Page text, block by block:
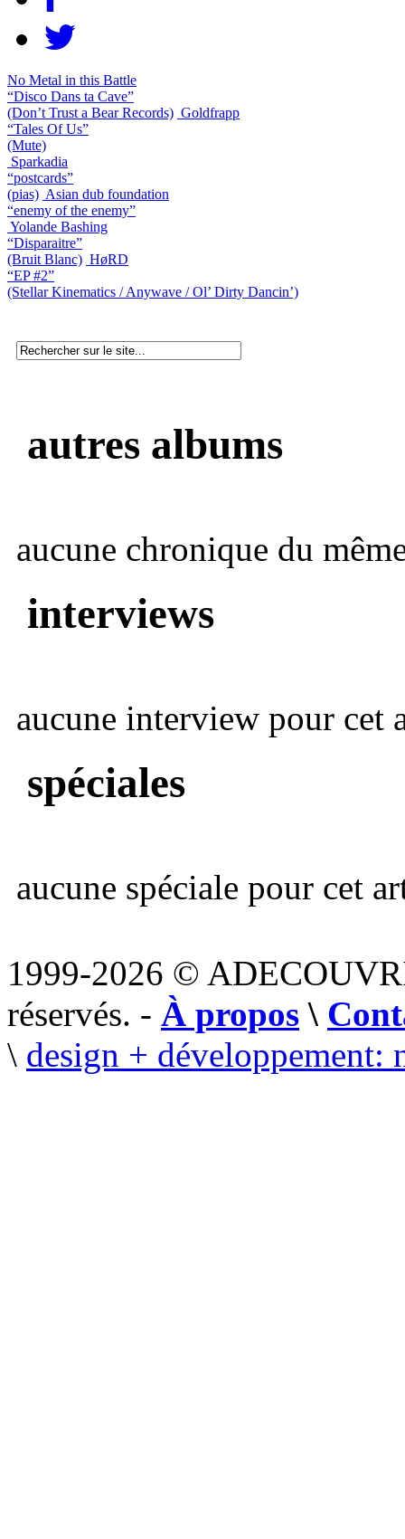
No Metal in this Battle
“Disco Dans ta Cave”
(Don’t Trust a Bear Records) Goldfrapp
“Tales Of Us”
(Mute)
Sparkadia
“postcards”
(pias) Asian dub foundation
“enemy of the enemy”
Yolande Bashing
“Disparaitre”
(Bruit Blanc) HøRD
“EP #2”
(Stellar Kinematics / Anywave / Ol’ Dirty Dancin’)
autres albums
aucune chronique du
interviews
aucune interview pour cet
spéciales
aucune spéciale pour cet
1999-2026 ©
réservés. - À propos \
\ design + développement: